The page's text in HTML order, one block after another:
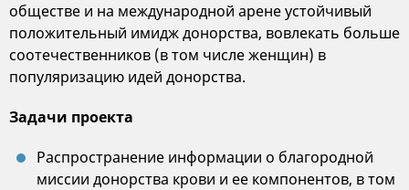
обществе и на международной арене устойчивый
положительный имидж донорства, вовлекать больше
соотечественников (в том числе женщин) в
популяризацию идей донорства.
Задачи проекта
Распространение информации о благородной
миссии донорства крови и ее компонентов, в том